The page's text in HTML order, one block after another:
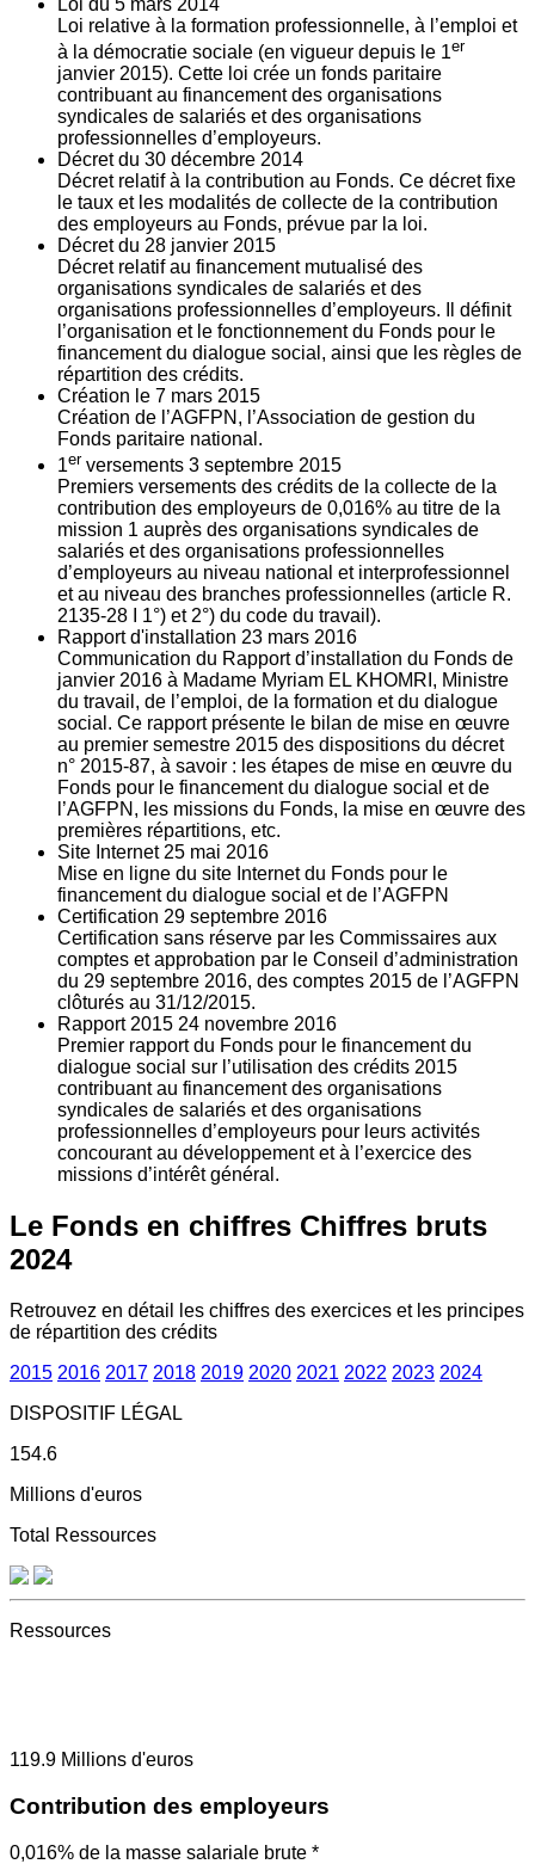
Loi relative à la formation professionnelle, à l’emploi et
à la démocratie sociale (en vigueur depuis le 1er
janvier 2015). Cette loi crée un fonds paritaire
contribuant au financement des organisations
syndicales de salariés et des organisations
professionnelles d’employeurs.
Décret du 30 décembre 2014
Décret relatif à la contribution au Fonds. Ce décret fixe
le taux et les modalités de collecte de la contribution
des employeurs au Fonds, prévue par la loi.
Décret du 28 janvier 2015
Décret relatif au financement mutualisé des
organisations syndicales de salariés et des
organisations professionnelles d’employeurs. Il définit
l’organisation et le fonctionnement du Fonds pour le
financement du dialogue social, ainsi que les règles de
répartition des crédits.
Création le 7 mars 2015
Création de l’AGFPN, l’Association de gestion du
Fonds paritaire national.
1er versements 3 septembre 2015
Premiers versements des crédits de la collecte de la
contribution des employeurs de 0,016% au titre de la
mission 1 auprès des organisations syndicales de
salariés et des organisations professionnelles
d’employeurs au niveau national et interprofessionnel
et au niveau des branches professionnelles (article R.
2135‐28 I 1°) et 2°) du code du travail).
Rapport d'installation 23 mars 2016
Communication du Rapport d’installation du Fonds de
janvier 2016 à Madame Myriam EL KHOMRI, Ministre
du travail, de l’emploi, de la formation et du dialogue
social. Ce rapport présente le bilan de mise en œuvre
au premier semestre 2015 des dispositions du décret
n° 2015-87, à savoir : les étapes de mise en œuvre du
Fonds pour le financement du dialogue social et de
l’AGFPN, les missions du Fonds, la mise en œuvre des
premières répartitions, etc.
Site Internet 25 mai 2016
Mise en ligne du site Internet du Fonds pour le
financement du dialogue social et de l’AGFPN
Certification 29 septembre 2016
Certification sans réserve par les Commissaires aux
comptes et approbation par le Conseil d’administration
du 29 septembre 2016, des comptes 2015 de l’AGFPN
clôturés au 31/12/2015.
Rapport 2015 24 novembre 2016
Premier rapport du Fonds pour le financement du
dialogue social sur l’utilisation des crédits 2015
contribuant au financement des organisations
syndicales de salariés et des organisations
professionnelles d’employeurs pour leurs activités
concourant au développement et à l’exercice des
missions d’intérêt général.
Le Fonds en chiffres Chiffres bruts
2024
Retrouvez en détail les chiffres des exercices et les principes
de répartition des crédits
2015 2016 2017 2018 2019 2020 2021 2022 2023 2024
DISPOSITIF LÉGAL
154.6
Millions d'euros
Total Ressources
Ressources
119.9 Millions d'euros
Contribution des employeurs
0,016% de la masse salariale brute *